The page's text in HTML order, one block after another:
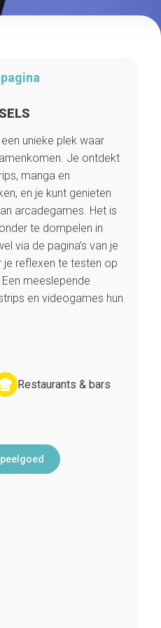
unieke plek waar
Je ontdekt
manga en
en je kunt genieten
arcadegames. Het is
te dompelen in
via de pagina’s van je
reflexen te testen op
meeslepende
en videogames hun
Restaurants & bars